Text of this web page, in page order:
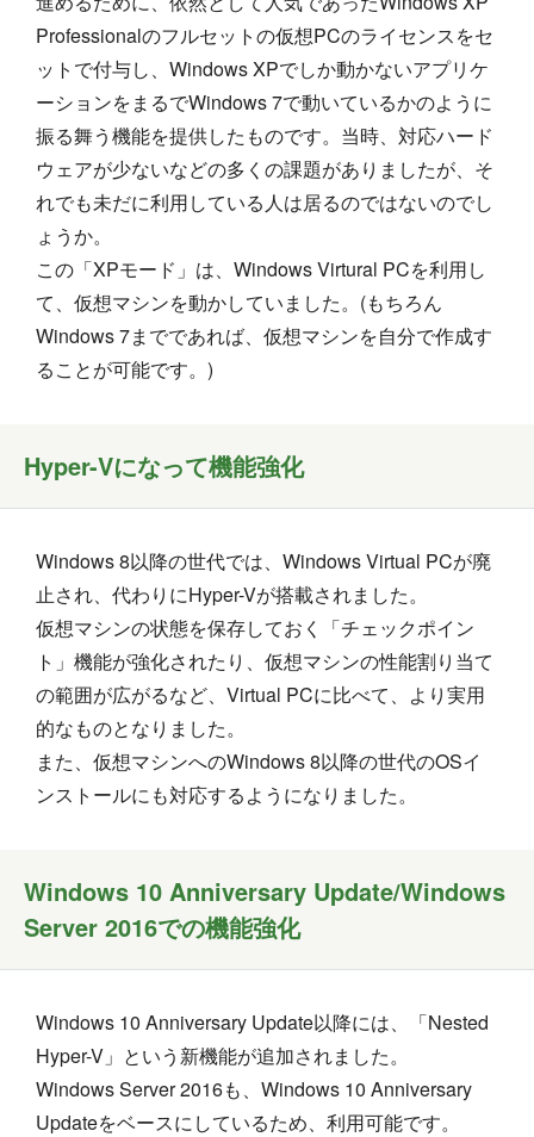
Professionalのフルセットの仮想PCのライセンスをセ
ットで付与し、Windows XPでしか動かないアプリケ
ーションをまるでWindows 7で動いているかのように
振る舞う機能を提供したものです。当時、対応ハード
ウェアが少ないなどの多くの課題がありましたが、そ
れでも未だに利用している人は居るのではないのでし
ょうか。
この「XPモード」は、Windows Virtural PCを利用し
て、仮想マシンを動かしていました。(もちろん
Windows 7までであれば、仮想マシンを自分で作成す
ることが可能です。)
Hyper-Vになって機能強化
Windows 8以降の世代では、Windows Virtual PCが廃
止され、代わりにHyper-Vが搭載されました。
仮想マシンの状態を保存しておく「チェックポイン
ト」機能が強化されたり、仮想マシンの性能割り当て
の範囲が広がるなど、Virtual PCに比べて、より実用
的なものとなりました。
また、仮想マシンへのWindows 8以降の世代のOSイ
ンストールにも対応するようになりました。
Windows 10 Anniversary Update/Windows
Server 2016での機能強化
Windows 10 Anniversary Update以降には、「Nested
Hyper-V」という新機能が追加されました。
Windows Server 2016も、Windows 10 Anniversary
Updateをベースにしているため、利用可能です。